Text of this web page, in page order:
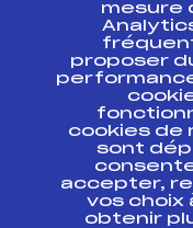
Ressources
Pass’Neige
Projet sportif
Projet de
Antidopage
Pôle
Scientifique
Listes
mesure
proposer
cookies de
sont
accepter,
vos choix
obtenir